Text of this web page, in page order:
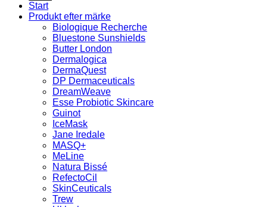
Start
Produkt efter märke
Biologique Recherche
Bluestone Sunshields
Butter London
Dermalogica
DermaQuest
DP Dermaceuticals
DreamWeave
Esse Probiotic Skincare
Guinot
IceMask
Jane Iredale
MASQ+
MeLine
Natura Bissé
RefectoCil
SkinCeuticals
Trew